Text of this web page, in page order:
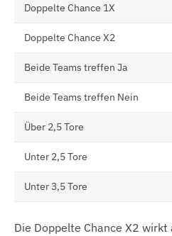
Doppelte Chance 1X
Doppelte Chance X2
Beide Teams treffen Ja
Beide Teams treffen Nein
Über 2,5 Tore
Unter 2,5 Tore
Unter 3,5 Tore
Die Doppelte Chance X2